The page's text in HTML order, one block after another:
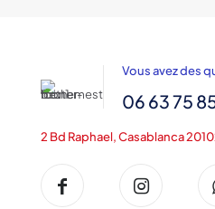
Vous avez des
06 63 75
2 Bd Raphael, Casablanca